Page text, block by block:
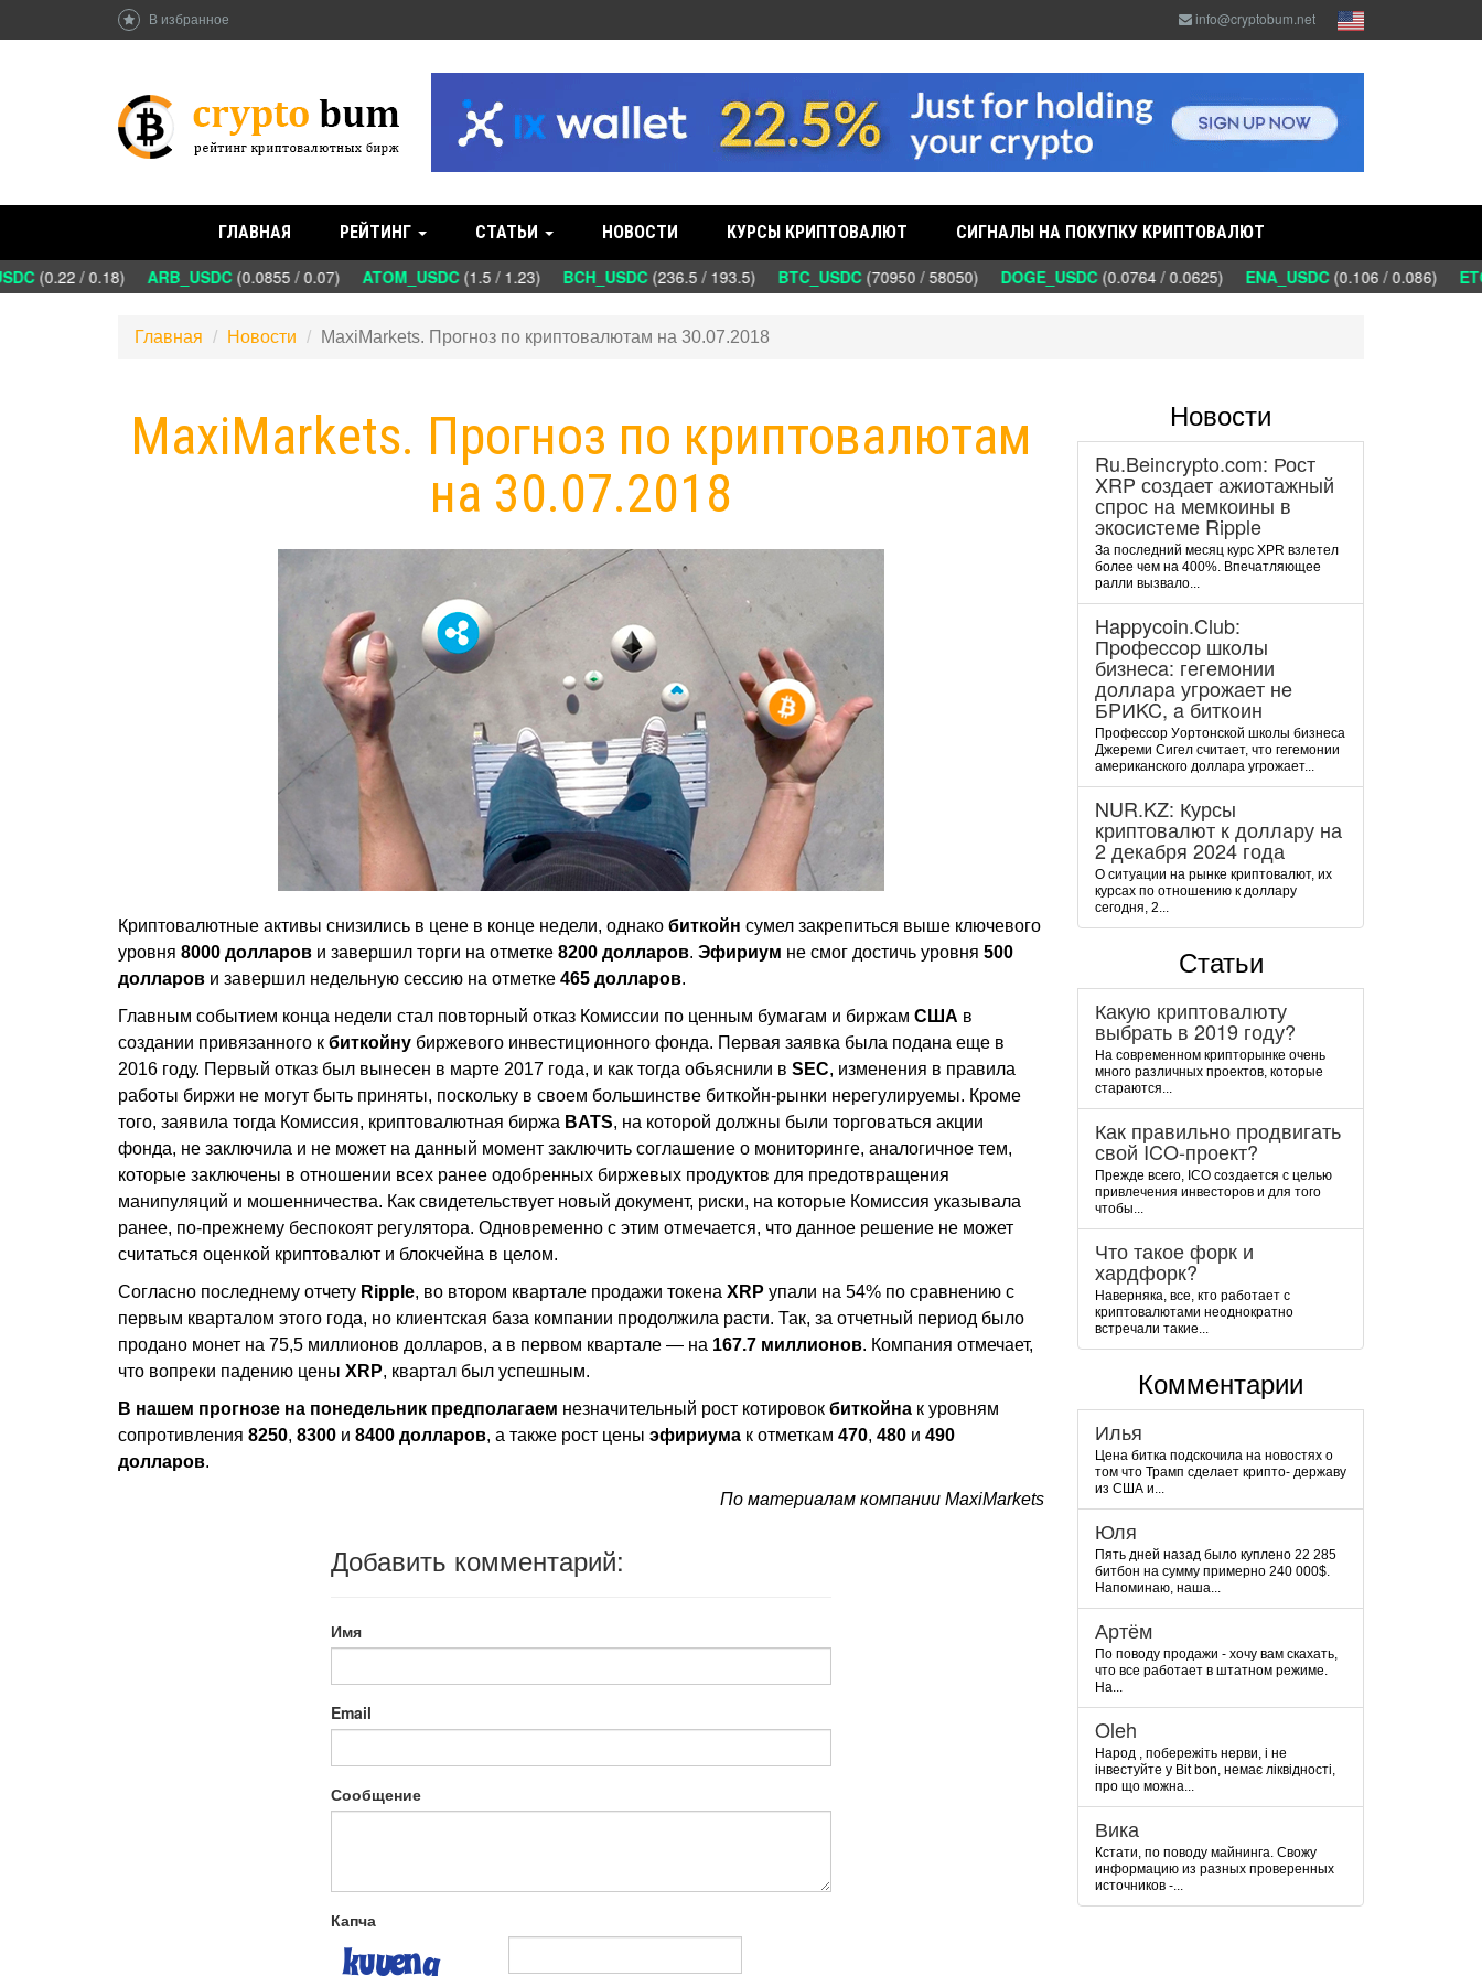
В избранное info@cryptobum.net
ГЛАВНАЯ РЕЙТИНГ СТАТЬИ НОВОСТИ КУРСЫ КРИПТОВАЛЮТ СИГНАЛЫ НА ПОКУПКУ КРИПТОВАЛЮТ
(0.22 / 0.18) ARB_USDC(0.0855 / 0.07) ATOM_USDC(1.5 / 1.23) BCH_USDC(236.5 / 193.5) BTC_USDC(70950 / 58050) DOGE_USDC(0.0764 / 0.0625) ENA_USDC(0.106 / 0.086)
Главная Новости MaxiMarkets. Прогноз по криптовалютам на 30.07.2018
MaxiMarkets. Прогноз по криптовалютам
на 30.07.2018
Криптовалютные активы снизились в цене в конце недели, однако биткойн сумел закрепиться выше ключевого
уровня 8000 долларов и завершил торги на отметке 8200 долларов. Эфириум не смог достичь уровня 500
долларов и завершил недельную сессию на отметке 465 долларов.
Главным событием конца недели стал повторный отказ Комиссии по ценным бумагам и биржам США в
создании привязанного к биткойну биржевого инвестиционного фонда. Первая заявка была подана еще в
2016 году. Первый отказ был вынесен в марте 2017 года, и как тогда объяснили в SEC, изменения в правила
работы биржи не могут быть приняты, поскольку в своем большинстве биткойн-рынки нерегулируемы. Кроме
того, заявила тогда Комиссия, криптовалютная биржа BATS, на которой должны были торговаться акции
фонда, не заключила и не может на данный момент заключить соглашение о мониторинге, аналогичное тем,
которые заключены в отношении всех ранее одобренных биржевых продуктов для предотвращения
манипуляций и мошенничества. Как свидетельствует новый документ, риски, на которые Комиссия указывала
ранее, по-прежнему беспокоят регулятора. Одновременно с этим отмечается, что данное решение не может
считаться оценкой криптовалют и блокчейна в целом.
Согласно последнему отчету Ripple, во втором квартале продажи токена XRP упали на 54% по сравнению с
первым кварталом этого года, но клиентская база компании продолжила расти. Так, за отчетный период было
продано монет на 75,5 миллионов долларов, а в первом квартале — на 167.7 миллионов. Компания отмечает,
что вопреки падению цены XRP, квартал был успешным.
В нашем прогнозе на понедельник предполагаем незначительный рост котировок биткойна к уровням
сопротивления 8250, 8300 и 8400 долларов, а также рост цены эфириума к отметкам 470, 480 и 490
долларов.
По материалам компании MaxiMarkets
Добавить комментарий:
Имя
Email
Сообщение
Капча
Новости
Ru.Beincrypto.com: Рост
XRP создает ажиотажный
спрос на мемкоины в
экосистеме Ripple
За последний месяц курс XPR взлетел
более чем на 400%. Впечатляющее
ралли вызвало...
Happycoin.Club:
Пpoфeccop шкoлы
бизнeca: гeгeмoнии
дoллapa угpoжaeт нe
БPИKC, a биткoин
Пpoфeccop Уopтoнcкoй шкoлы бизнeca
Джepeми Cигeл cчитaeт, чтo гeгeмoнии
aмepикaнcкoгo дoллapa угpoжaeт...
NUR.KZ: Курсы
криптовалют к доллару на
2 декабря 2024 года
О ситуации на рынке криптовалют, их
курсах по отношению к доллару
сегодня, 2...
Статьи
Какую криптовалюту
выбрать в 2019 году?
На современном крипторынке очень
много различных проектов, которые
стараются...
Как правильно продвигать
свой ICO-проект?
Прежде всего, ICO создается с целью
привлечения инвесторов и для того
чтобы...
Что такое форк и
хардфорк?
Наверняка, все, кто работает с
криптовалютами неоднократно
встречали такие...
Комментарии
Илья
Цена битка подскочила на новостях о
том что Трамп сделает крипто- державу
из США и...
Юля
Пять дней назад было куплено 22 285
битбон на сумму примерно 240 000$.
Напоминаю, наша...
Артём
По поводу продажи - хочу вам скахать,
что все работает в штатном режиме.
На...
Oleh
Народ , побережіть нерви, і не
інвестуйте у Bit bon, немає ліквідності,
про що можна...
Вика
Кстати, по поводу майнинга. Свожу
информацию из разных проверенных
источников -...